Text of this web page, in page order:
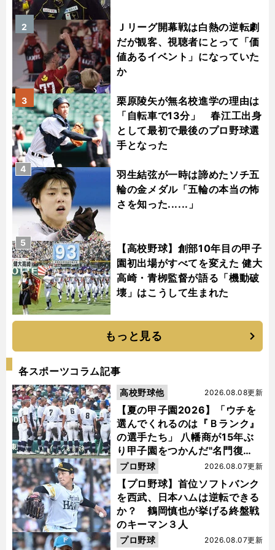
Ｊリーグ開幕戦は白熱の逆転劇
だが観客、視聴者にとって「価
値あるイベント」になっていた
か
2
栗原陵矢が無名校進学の理由は
「自転車で13分」 春江工出身
として最初で最後のプロ野球選
手となった
3
羽生結弦が一時は諦めたソチ五
輪の金メダル「五輪の本当の怖
さを知った......」
4
【高校野球】創部10年目の甲子
園初出場がすべてを変えた 健大
高崎・青栁監督が語る「機動破
壊」はこうして生まれた
5
もっと見る
各スポーツコラム記事
【夏の甲子園2026】「ウチを
選んでくれるのは『Ｂランク』
の選手たち」 八幡商が15年ぶ
り甲子園をつかんだ"名門復
活"の舞台裏
2026.08.08更新
高校野球他
【プロ野球】首位ソフトバンク
を西武、日本ハムは逆転できる
か？ 鶴岡慎也が挙げる終盤戦
のキーマン３人
2026.08.07更新
プロ野球
2026.08.07更新
プロ野球